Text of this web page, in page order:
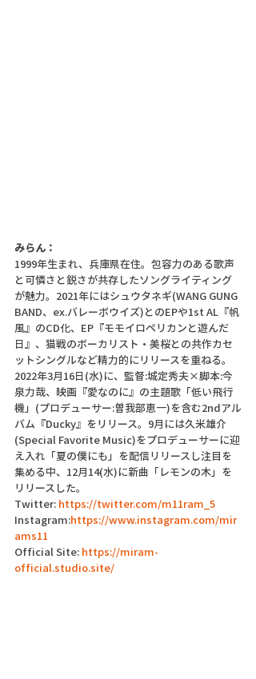
みらん：
1999年生まれ、兵庫県在住。包容力のある歌声
と可憐さと鋭さが共存したソングライティング
が魅力。2021年にはシュウタネギ(WANG GUNG
BAND、ex.バレーボウイズ)とのEPや1st AL『帆
風』のCD化、EP『モモイロペリカンと遊んだ
日』、猫戦のボーカリスト・美桜との共作カセ
ットシングルなど精力的にリリースを重ねる。
2022年3月16日(水)に、監督:城定秀夫×脚本:今
泉力哉、映画『愛なのに』の主題歌「低い飛行
機」(プロデューサー:曽我部恵一)を含む2ndアル
バム『Ducky』をリリース。9月には久米雄介
(Special Favorite Music)をプロデューサーに迎
え入れ「夏の僕にも」を配信リリースし注目を
集める中、12月14(水)に新曲「レモンの木」を
リリースした。
Twitter: https://twitter.com/m11ram_5
Instagram:https://www.instagram.com/mir
ams11
Official Site: https://miram-
official.studio.site/